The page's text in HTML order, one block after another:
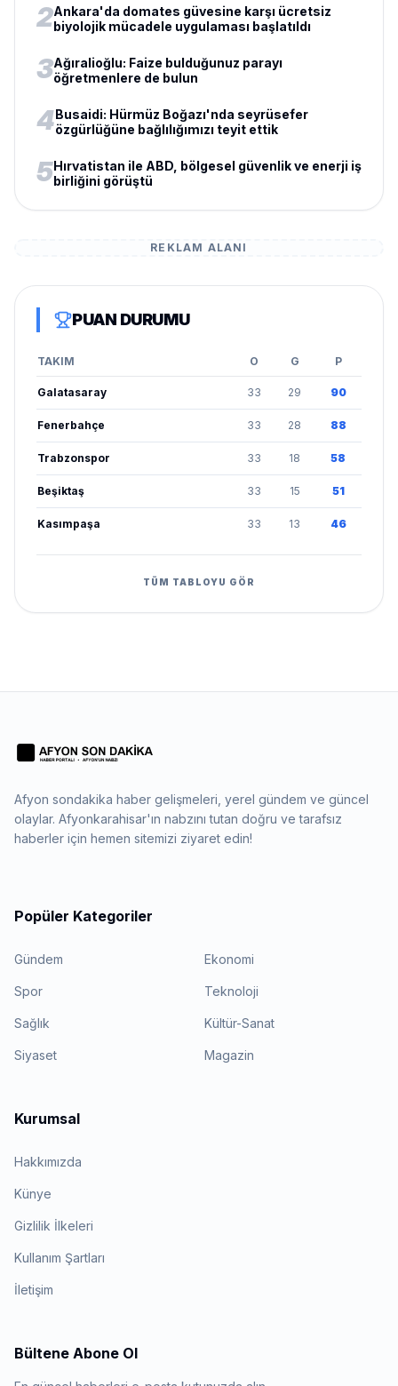
2Ankara'da domates güvesine karşı ücretsiz
biyolojik mücadele uygulaması başlatıldı
3Ağıralioğlu: Faize bulduğunuz parayı
öğretmenlere de bulun
4Busaidi: Hürmüz Boğazı'nda seyrüsefer
özgürlüğüne bağlılığımızı teyit ettik
5Hırvatistan ile ABD, bölgesel güvenlik ve enerji iş
birliğini görüştü
REKLAM ALANI
PUAN DURUMU
TAKIM O G P
Galatasaray 33 29 90
Fenerbahçe 33 28 88
Trabzonspor 33 18 58
Beşiktaş 33 15 51
Kasımpaşa 33 13 46
TÜM TABLOYU GÖR
Afyon sondakika haber gelişmeleri, yerel gündem ve güncel
olaylar. Afyonkarahisar'ın nabzını tutan doğru ve tarafsız
haberler için hemen sitemizi ziyaret edin!
Popüler Kategoriler
Gündem Ekonomi
Spor Teknoloji
Sağlık Kültür-Sanat
Siyaset Magazin
Kurumsal
Hakkımızda
Künye
Gizlilik İlkeleri
Kullanım Şartları
İletişim
Bültene Abone Ol